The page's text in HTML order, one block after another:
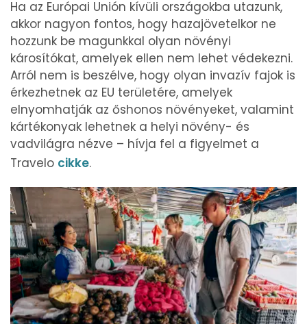
Ha az Európai Unión kívüli országokba utazunk,
akkor nagyon fontos, hogy hazajövetelkor ne
hozzunk be magunkkal olyan növényi
károsítókat, amelyek ellen nem lehet védekezni.
Arról nem is beszélve, hogy olyan invazív fajok is
érkezhetnek az EU területére, amelyek
elnyomhatják az őshonos növényeket, valamint
kártékonyak lehetnek a helyi növény- és
vadvilágra nézve – hívja fel a figyelmet a
Travelo cikke.